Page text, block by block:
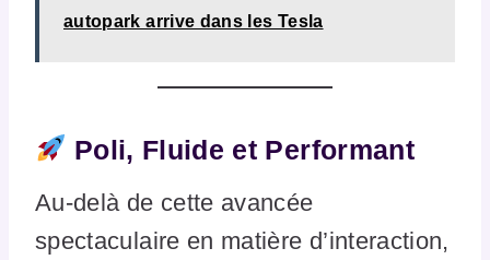
autopark arrive dans les Tesla
Poli, Fluide et Performant
Au-delà de cette avancée
spectaculaire en matière d’interaction,